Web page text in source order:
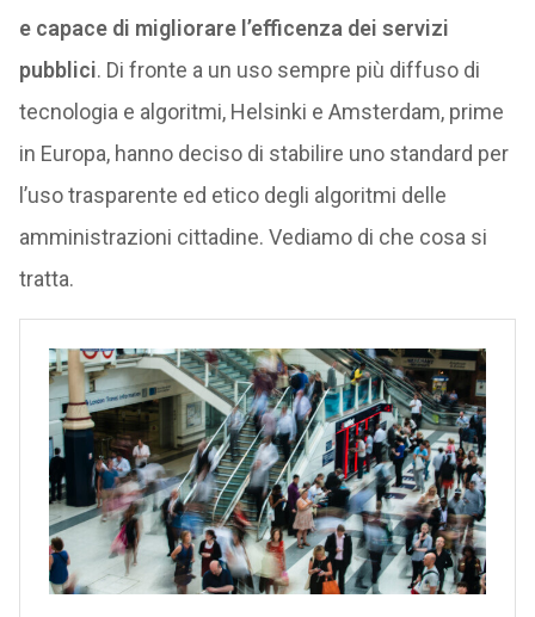
e capace di migliorare l’efficenza dei servizi
pubblici. Di fronte a un uso sempre più diffuso di
tecnologia e algoritmi, Helsinki e Amsterdam, prime
in Europa, hanno deciso di stabilire uno standard per
l’uso trasparente ed etico degli algoritmi delle
amministrazioni cittadine. Vediamo di che cosa si
tratta.